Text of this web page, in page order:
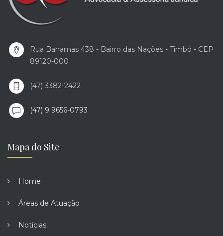
Rua Bahamas 438 - Bairro das Nações - Timbó - CEP
89120-000
(47) 3382-2422
(47) 9 9656-0793
Mapa do Site
Home
Áreas de Atuação
Notícias